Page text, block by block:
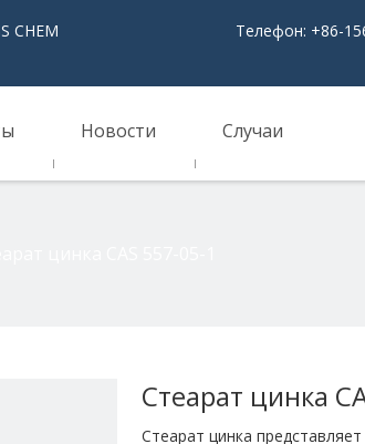
Телефон: +86-
Новости Случаи
Стеарат цинка
Стеарат цинка